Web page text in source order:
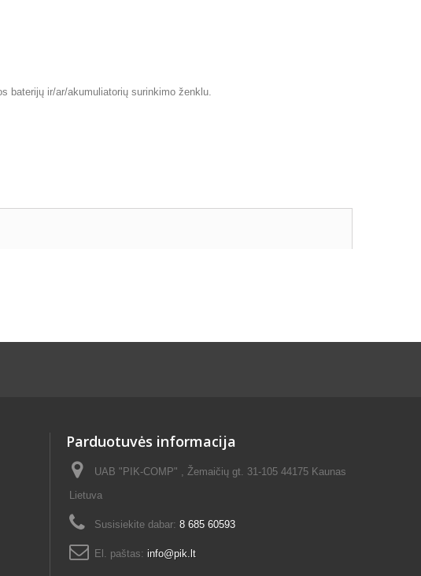
baterijų ir/ar/akumuliatorių surinkimo ženklu.
Parduotuvės informacija
UAB "PIK-COMP" , Žemaičių gt. 31-105 44175 Kaunas
Lietuva
Susisiekite dabar: 8 685 60593
El. paštas: info@pik.lt